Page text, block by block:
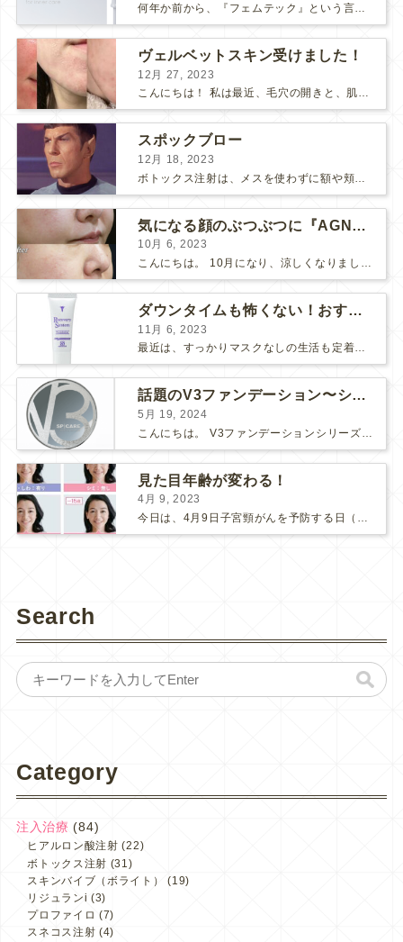
何年か前から、『フェムテック』という言葉をよく耳にするようになりました。 フェムテックは、月経や出産、不妊、更年期など女性特有の健康課題をサポートするツールとして注目されていますね。 フェ...
ヴェルベットスキン受けました！
12月 27, 2023
こんにちは！ 私は最近、毛穴の開きと、肌のごわつきが気になって、なんとかお肌をツヤツヤにしたいな〜と思っていました… そこで！ダーマペン『ヴェルベットスキン』を受けました♪ 経過ごとに写...
スポックブロー
12月 18, 2023
気になる顔のぶつぶつに『AGNES』
10月 6, 2023
こんにちは。 10月になり、涼しくなりましたね。 先日、美味しい栗が届いたので栗ご飯を作りました。 お米3合にお水を入れて、 料理酒大さじ2、塩小さじ1、栗を大量に投入！ 美味しくで...
ダウンタイムも怖くない！おすすめコスメ2選！
11月 6, 2023
最近は、すっかりマスクなしの生活も定着してきましたね。 マスク必須の時は面倒だし、息苦しいし、早くマスクなしの生活に戻らないかな～と思っていましたが、そんなマスク生活にもメリットがありました。そ...
話題のV3ファンデーション〜シャイニングVSブリリアント〜
5月 19, 2024
見た目年齢が変わる！
4月 9, 2023
今日は、4月9日子宮頸がんを予防する日（子宮の日）です。 ここ数年、新型コロナの影響で、子宮頸がん検診にも受診控えが起こってしまっているそうです。 検診間隔が空いてしまう事で、もしがんが発見さ...
Search
Category
注入治療 (84)
ヒアルロン酸注射 (22)
ボトックス注射 (31)
スキンバイブ（ボライト）
(19)
リジュランi (3)
プロファイロ (7)
スネコス注射 (4)